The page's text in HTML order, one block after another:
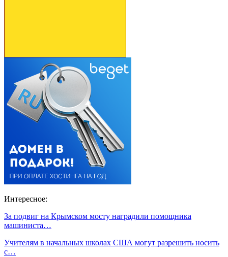
Интересное:
За подвиг на Крымском мосту наградили помощника
машиниста…
Учителям в начальных школах США могут разрешить носить
с…